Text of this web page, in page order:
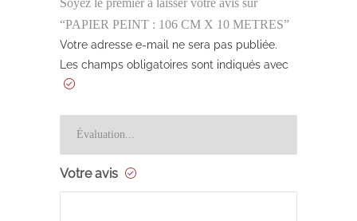
Soyez le premier à laisser votre avis sur
“PAPIER PEINT : 106 CM X 10 METRES”
Votre adresse e-mail ne sera pas publiée.
Les champs obligatoires sont indiqués avec
Votre avis